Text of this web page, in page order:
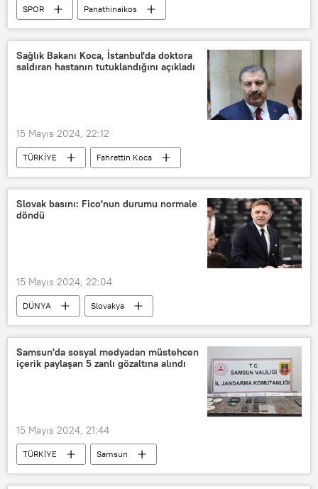
SPOR
Panathinaikos
Fatih Terim
Yunanistan
Teknik direktör
Sağlık Bakanı Koca, İstanbul'da doktora
saldıran hastanın tutuklandığını açıkladı
15 Mayıs 2024, 22:12
TÜRKİYE
Fahrettin Koca
Doktor
Saldırı Saldırgan
Slovak basını: Fico'nun durumu normale
döndü
15 Mayıs 2024, 22:04
DÜNYA
Slovakya
Robert Fico
Suikast
Ameliyat
Hükümet
Bratislava
Samsun'da sosyal medyadan müstehcen
içerik paylaşan 5 zanlı gözaltına alındı
15 Mayıs 2024, 21:44
TÜRKİYE
Samsun
müstehcenlik
müstehcen video